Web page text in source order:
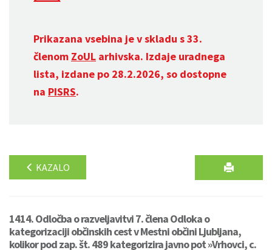
Prikazana vsebina je v skladu s 33.
členom ZoUL arhivska. Izdaje uradnega
lista, izdane po 28.2.2026, so dostopne
na PISRS.
KAZALO
1414. Odločba o razveljavitvi 7. člena Odloka o
kategorizaciji občinskih cest v Mestni občini Ljubljana,
kolikor pod zap. št. 489 kategorizira javno pot »Vrhovci, c.